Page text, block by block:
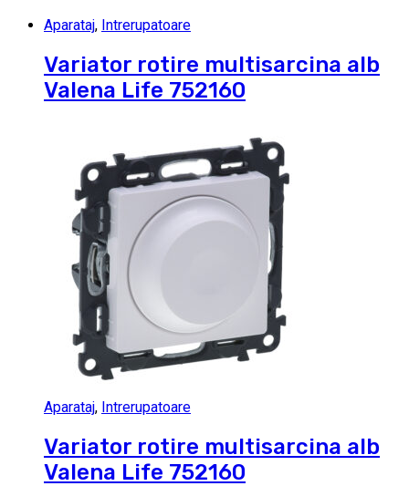
Aparataj, Intrerupatoare
Variator rotire multisarcina alb
Valena Life 752160
Aparataj, Intrerupatoare
Variator rotire multisarcina alb
Valena Life 752160